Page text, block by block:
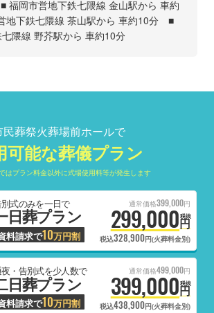
岡市営地下鉄七隈線 金山駅から 車約
下鉄七隈線 茶山駅から 車約10分 ■
隈線 野芥駅から 車約10分
民葬祭火葬場前ホールで
可能な葬儀プラン
はプラン料金以外に式場使用料等が発生します
式のみを一日で
日葬プラン
料請求で10万円割
通常価格399,000円
299,000円
税抜
税込328,900円(火葬料金別)
・告別式を少人数で
日葬プラン
料請求で10万円割
通常価格499,000円
399,000円
税抜
税込438,900円(火葬料金別)